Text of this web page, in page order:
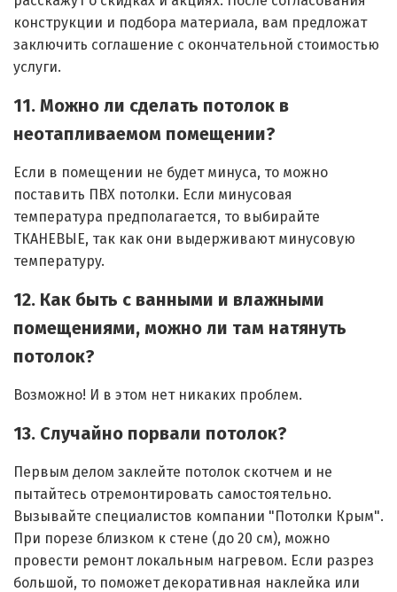
конструкции и подбора материала, вам предложат
заключить соглашение с окончательной стоимостью
услуги.
11. Можно ли сделать потолок в
неотапливаемом помещении?
Если в помещении не будет минуса, то можно
поставить ПВХ потолки. Если минусовая
температура предполагается, то выбирайте
ТКАНЕВЫЕ, так как они выдерживают минусовую
температуру.
12. Как быть с ванными и влажными
помещениями, можно ли там натянуть
потолок?
Возможно! И в этом нет никаких проблем.
13. Случайно порвали потолок?
Первым делом заклейте потолок скотчем и не
пытайтесь отремонтировать самостоятельно.
Вызывайте специалистов компании "Потолки Крым".
При порезе близком к стене (до 20 см), можно
провести ремонт локальным нагревом. Если разрез
большой, то поможет декоративная наклейка или